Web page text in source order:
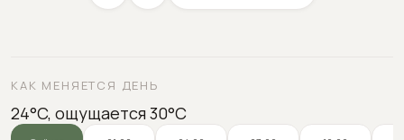
КАК МЕНЯЕТСЯ ДЕНЬ
24°C, ощущается 30°C